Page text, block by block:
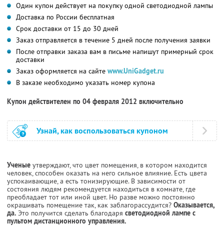
Один купон действует на покупку одной светодиодной лампы
Доставка по России бесплатная
Срок доставки от 15 до 30 дней
Заказ отправляется в течение 5 дней после получения заявки
После отправки заказа вам в письме напишут примерный срок
доставки
Заказ оформляется на сайте www.UniGadget.ru
В заказе необходимо указать номер купона
Купон действителен по 04 февраля 2012 включительно
Узнай, как воспользоваться купоном
Ученые утверждают, что цвет помещения, в котором находится
человек, способен оказать на него сильное влияние. Есть цвета
успокаивающие, а есть тонизирующие. В зависимости от
состояния людям рекомендуется находиться в комнате, где
преобладает тот или иной цвет. Но разве можно постоянно
окрашивать помещение так, как заблагорассудится? Оказывается,
да. Это получится сделать благодаря светодиодной лампе с
пультом дистанционного управления.